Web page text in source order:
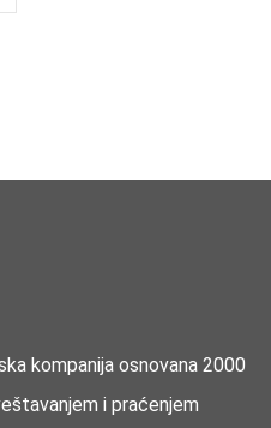
kompanija osnovana 2000
i praćenjem